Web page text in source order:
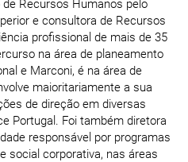
Recursos Humanos pelo
e consultora de Recursos
profissional de mais de 35
na área de planeamento
e Marconi, é na área de
maioritariamente a sua
de direção em diversas
Portugal. Foi também diretora
responsável por programas
social corporativa, nas áreas